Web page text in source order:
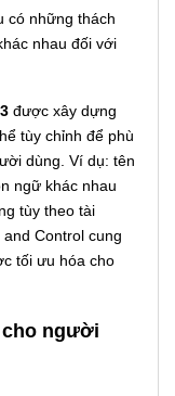
có những thách
nhau đối với
được xây dựng
tùy chỉnh để phù
dùng. Ví dụ: tên
ngữ khác nhau
tùy theo tài
Control cung
tối ưu hóa cho
cho người